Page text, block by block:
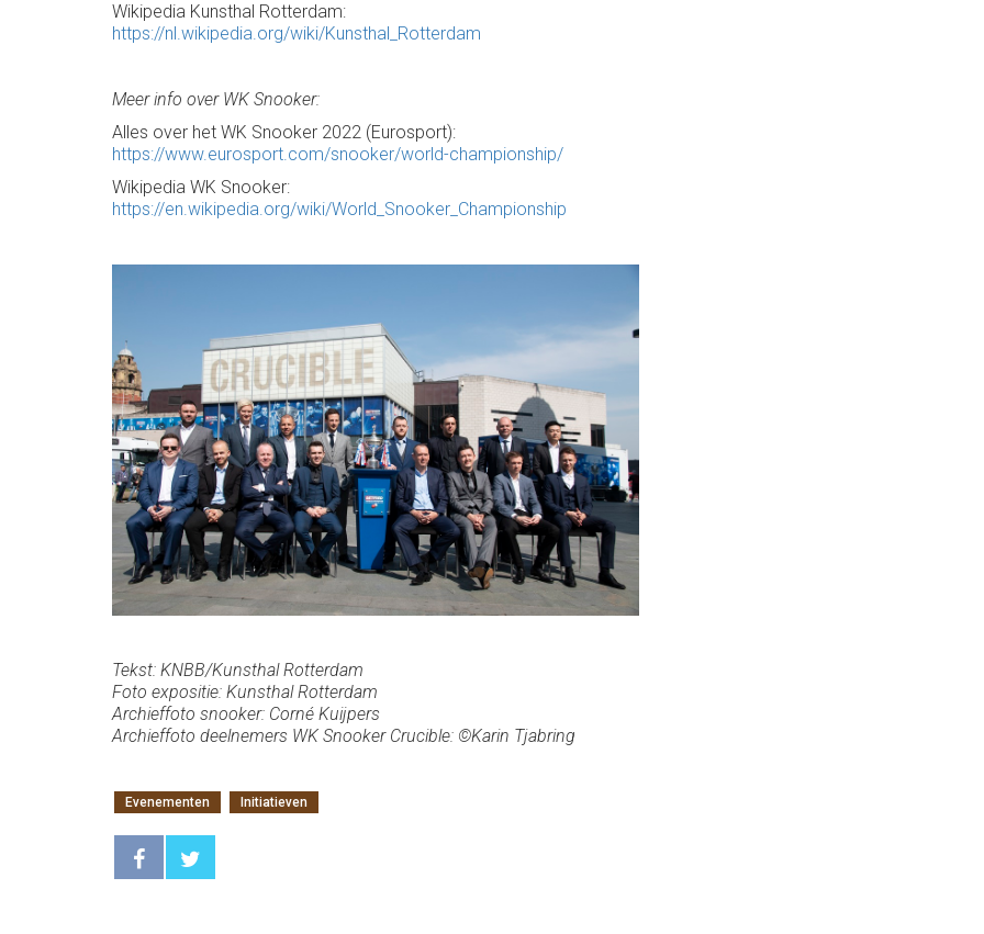
Wikipedia Kunsthal Rotterdam:
https://nl.wikipedia.org/wiki/Kunsthal_Rotterdam
Meer info over WK Snooker:
Alles over het WK Snooker 2022 (Eurosport):
https://www.eurosport.com/snooker/world-championship/
Wikipedia WK Snooker:
https://en.wikipedia.org/wiki/World_Snooker_Championship
Tekst: KNBB/Kunsthal Rotterdam
Foto expositie: Kunsthal Rotterdam
Archieffoto snooker: Corné Kuijpers
Archieffoto deelnemers WK Snooker Crucible: ©Karin Tjabring
Evenementen Initiatieven